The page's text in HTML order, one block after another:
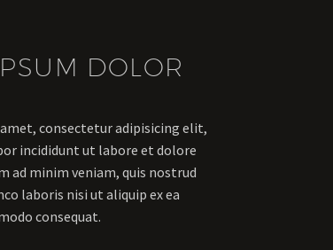
DOLOR
consectetur adipisicing elit,
incididunt ut labore et dolore
ad minim veniam, quis nostrud
laboris nisi ut aliquip ex ea
consequat.